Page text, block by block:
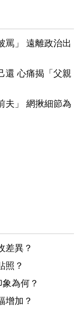
罵」 遠離政治出
還 心痛揭「父親
夫」 網揪細節為
差異？
照？
為何？
增加？